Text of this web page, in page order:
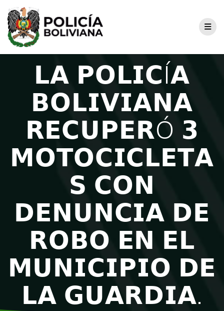
𝗟𝗔 𝗣𝗢𝗟𝗜𝗖Í𝗔
𝗕𝗢𝗟𝗜𝗩𝗜𝗔𝗡𝗔
𝗥𝗘𝗖𝗨𝗣𝗘𝗥Ó 𝟯
𝗠𝗢𝗧𝗢𝗖𝗜𝗖𝗟𝗘𝗧𝗔
𝗦 𝗖𝗢𝗡
𝗗𝗘𝗡𝗨𝗡𝗖𝗜𝗔 𝗗𝗘
𝗥𝗢𝗕𝗢 𝗘𝗡 𝗘𝗟
𝗠𝗨𝗡𝗜𝗖𝗜𝗣𝗜𝗢 𝗗𝗘
𝗟𝗔 𝗚𝗨𝗔𝗥𝗗𝗜𝗔.